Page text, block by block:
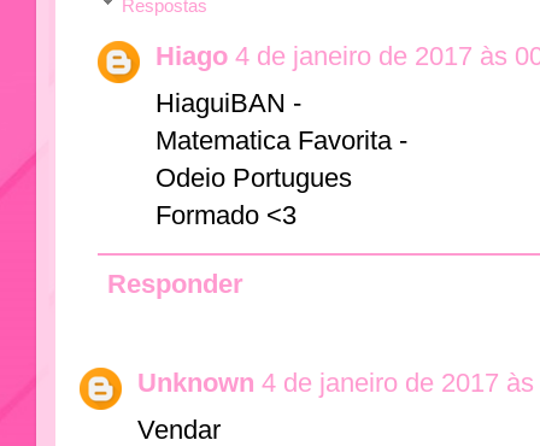
Respostas
Hiago 4 de janeiro de 2017 às
HiaguiBAN -
Matematica Favorita -
Odeio Portugues
Formado <3
Responder
Unknown 4 de janeiro de 2017
Vendar